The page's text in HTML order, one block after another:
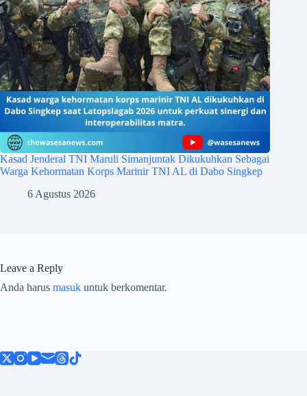
Kasad Jenderal TNI Maruli Simanjuntak Dikukuhkan Sebagai
Warga Kehormatan Korps Marinir TNI AL di Dabo Singkep
6 Agustus 2026
Leave a Reply
Anda harus masuk untuk berkomentar.